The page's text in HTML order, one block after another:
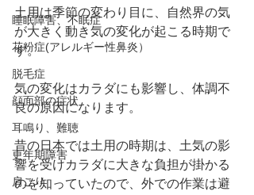
睡眠障害、不眠症
花粉症(アレルギー性鼻炎）
脱毛症
顔面部の症状
耳鳴り、難聴
更年期障害
肩こり
土用は季節の変わり目に、自然界の気
が大きく動き気の変化が起こる時期で
す。
気の変化はカラダにも影響し、体調不
良の原因になります。
昔の日本では土用の時期は、土気の影
響を受けカラダに大きな負担が掛かる
のを知っていたので、外での作業は避